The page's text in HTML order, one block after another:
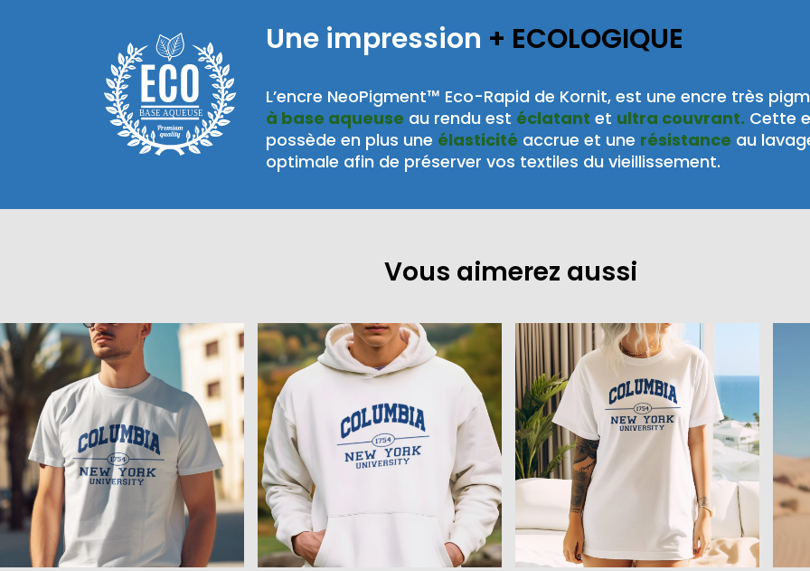
BASE AQUEUSE
Une impression + ECOLOGIQUE
L’encre NeoPigment™ Eco-Rapid de Kornit, est une encre très
à base aqueuse au rendu est éclatant et ultra couvrant. Cette
possède en plus une élasticité accrue et une résistance au
optimale afin de préserver vos textiles du vieillissement.
Vous aimerez aussi